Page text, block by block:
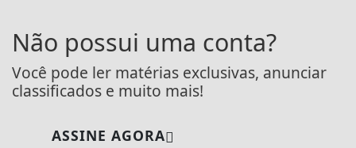
Não possui uma conta?
Você pode ler matérias exclusivas, anunciar
classificados e muito mais!
ASSINE AGORA